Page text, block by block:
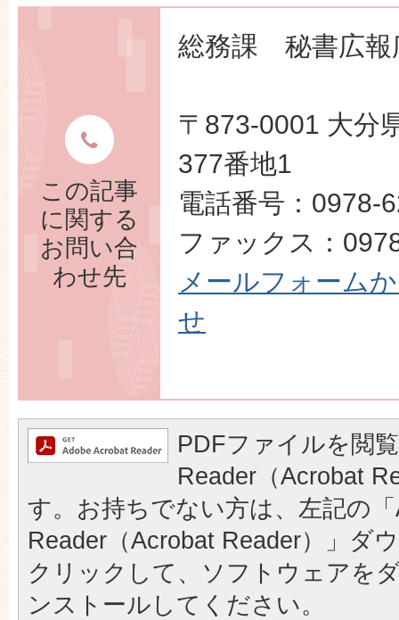
この記事
に関する
お問い合
わせ先
総務課 秘書広報
〒873-0001 大分
377番地1
電話番号：0978-
ファックス：
メールフォーム
せ
PDFファイルを閲
Reader（Acrobat
す。お持ちでない方は、左記の
Reader（Acrobat Reader）」ダ
クリックして、ソフトウェアを
ンストールしてください。